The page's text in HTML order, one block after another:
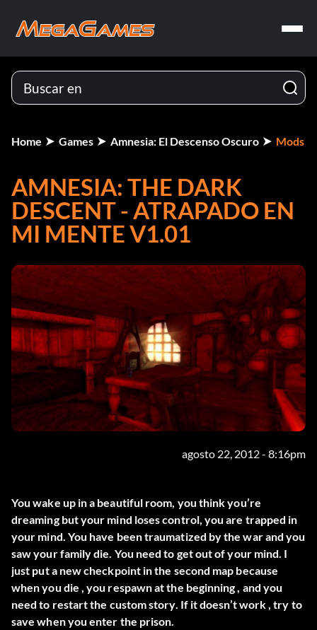
Home Games Amnesia: El Descenso Oscuro Mods
AMNESIA: THE DARK
DESCENT - ATRAPADO EN
MI MENTE V1.01
agosto 22, 2012 - 8:16pm
You wake up in a beautiful room, you think you’re
dreaming but your mind loses control, you are trapped in
your mind. You have been traumatized by the war and you
saw your family die. You need to get out of your mind. I
just put a new checkpoint in the second map because
when you die , you respawn at the beginning , and you
need to restart the custom story. If it doesn’t work , try to
save when you enter the prison.